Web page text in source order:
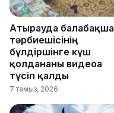
Атырауда балабақша
тәрбиешісінің
бүлдіршінге күш
қолданғаны видеоға
түсіп қалды
7 тамыз, 2026